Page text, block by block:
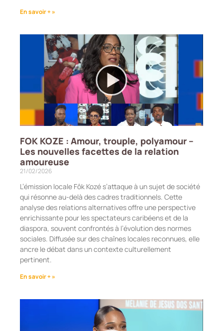
En savoir + »
FOK KOZE : Amour, trouple, polyamour –
Les nouvelles facettes de la relation
amoureuse
21/02/2026
L’émission locale Fôk Kozé s’attaque à un sujet de société
qui résonne au-delà des cadres traditionnels. Cette
analyse des relations alternatives offre une perspective
enrichissante pour les spectateurs caribéens et de la
diaspora, souvent confrontés à l’évolution des normes
sociales. Diffusée sur des chaînes locales reconnues, elle
ancre le débat dans un contexte culturellement
pertinent.
En savoir + »